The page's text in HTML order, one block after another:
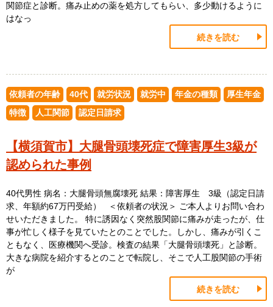
関節症と診断。痛み止めの薬を処方してもらい、多少動けるように
はなっ
続きを読む
依頼者の年齢 40代 就労状況 就労中 年金の種類
厚生年金
特徴
人工関節 認定日請求
【横須賀市】大腿骨頭壊死症で障害厚生3級が
認められた事例
40代男性 病名：大腿骨頭無腐壊死 結果：障害厚生 3級（認定日請
求、年額約67万円受給） ＜依頼者の状況＞ ご本人よりお問い合わ
せいただきました。 特に誘因なく突然股関節に痛みが走ったが、仕
事が忙しく様子を見ていたとのことでした。しかし、痛みが引くこ
ともなく、医療機関へ受診。検査の結果「大腿骨頭壊死」と診断。
大きな病院を紹介するとのことで転院し、そこで人工股関節の手術
が
続きを読む